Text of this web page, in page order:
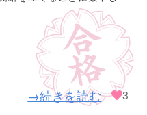
→続きを読む 3